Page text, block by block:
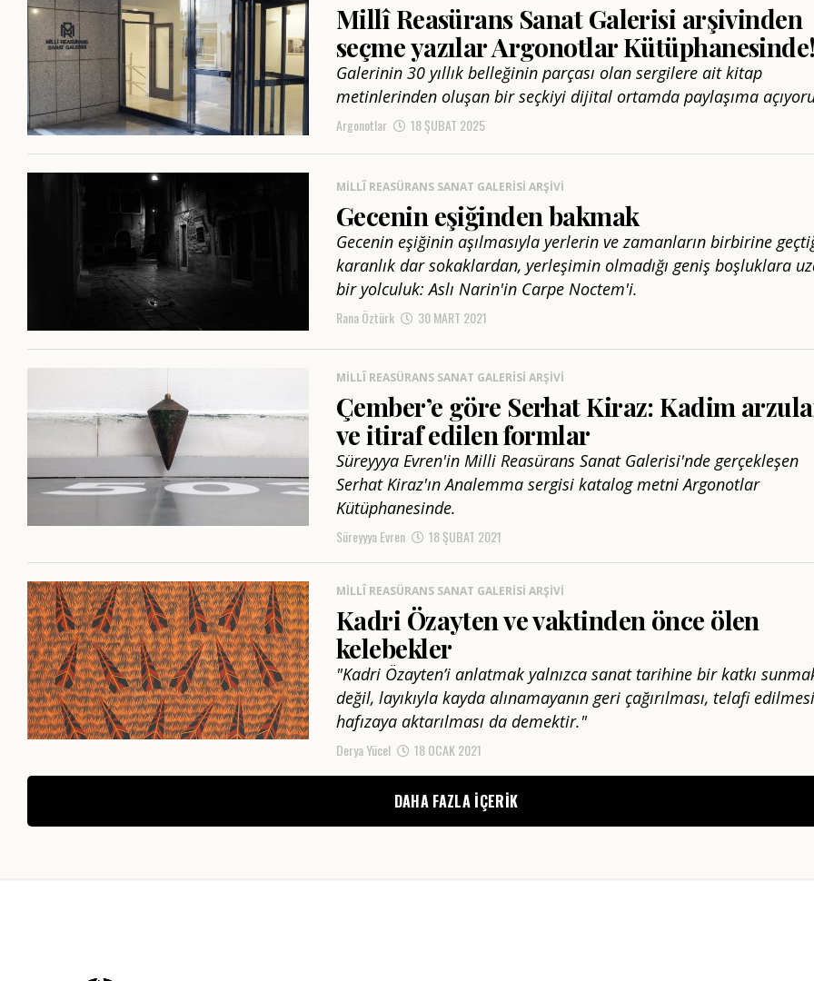
Millî Reasürans Sanat Galerisi arşivinden
seçme yazılar Argonotlar Kütüphanesinde!
Galerinin 30 yıllık belleğinin parçası olan sergilere ait kitap
metinlerinden oluşan bir seçkiyi dijital ortamda paylaşıma
Argonotlar 18 ŞUBAT 2025
MILLÎ REASÜRANS SANAT GALERISI ARŞIVI
Gecenin eşiğinden bakmak
Gecenin eşiğinin aşılmasıyla yerlerin ve zamanların birbirine
karanlık dar sokaklardan, yerleşimin olmadığı geniş boşluklara
bir yolculuk: Aslı Narin'in Carpe Noctem'i.
Rana Öztürk 30 MART 2021
MILLÎ REASÜRANS SANAT GALERISI ARŞIVI
Çember’e göre Serhat Kiraz: Kadim
ve itiraf edilen formlar
Süreyyya Evren'in Milli Reasürans Sanat Galerisi'nde gerçekleşen
Serhat Kiraz'ın Analemma sergisi katalog metni Argonotlar
Kütüphanesinde.
Süreyyya Evren 18 ŞUBAT 2021
MILLÎ REASÜRANS SANAT GALERISI ARŞIVI
Kadri Özayten ve vaktinden önce ölen
kelebekler
"Kadri Özayten’i anlatmak yalnızca sanat tarihine bir katkı
değil, layıkıyla kayda alınamayanın geri çağırılması, telafi
hafızaya aktarılması da demektir."
Derya Yücel 18 OCAK 2021
DAHA FAZLA IÇERIK